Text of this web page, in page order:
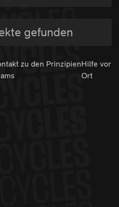
gefunden
zu den PrinzipienHilfe vor
Ort